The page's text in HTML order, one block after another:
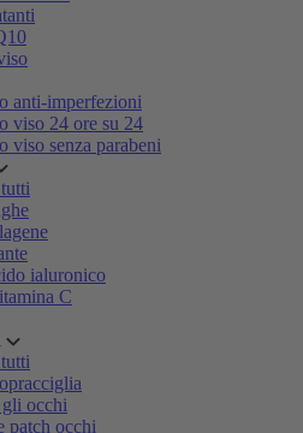
anti-imperfezioni
viso 24 ore su 24
viso senza parabeni
ialuronico
C
occhi
patch occhi